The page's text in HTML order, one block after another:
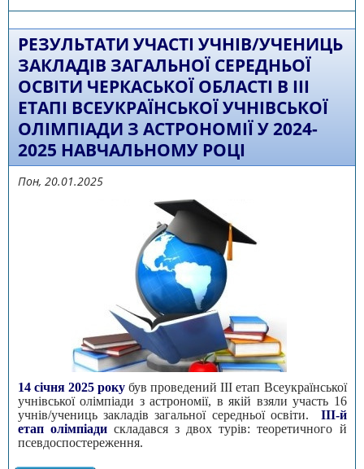
української мови і літератури
РЕЗУЛЬТАТИ УЧАСТІ УЧНІВ/УЧЕНИЦЬ
ЗАКЛАДІВ ЗАГАЛЬНОЇ СЕРЕДНЬОЇ
ОСВІТИ ЧЕРКАСЬКОЇ ОБЛАСТІ В III
ЕТАПІ ВСЕУКРАЇНСЬКОЇ УЧНІВСЬКОЇ
ОЛІМПІАДИ З АСТРОНОМІЇ У 2024-
2025 НАВЧАЛЬНОМУ РОЦІ
Пон, 20.01.2025
14 січня 2025 рокубув проведений III етап Всеукраїнської
учнівської олімпіади з астрономії, в якій взяли участь 16
учнів/учениць закладів загальної середньої освіти. III-й
етап олімпіадискладався з двох турів: теоретичного й
псевдоспостереження.